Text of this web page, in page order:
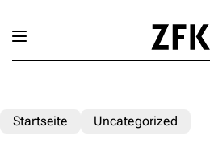
Startseite Uncategorized